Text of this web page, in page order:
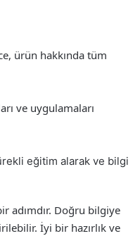
ürün hakkında tüm
ve uygulamaları
eğitim alarak ve bilgi
adımdır. Doğru bilgiye
İyi bir hazırlık ve